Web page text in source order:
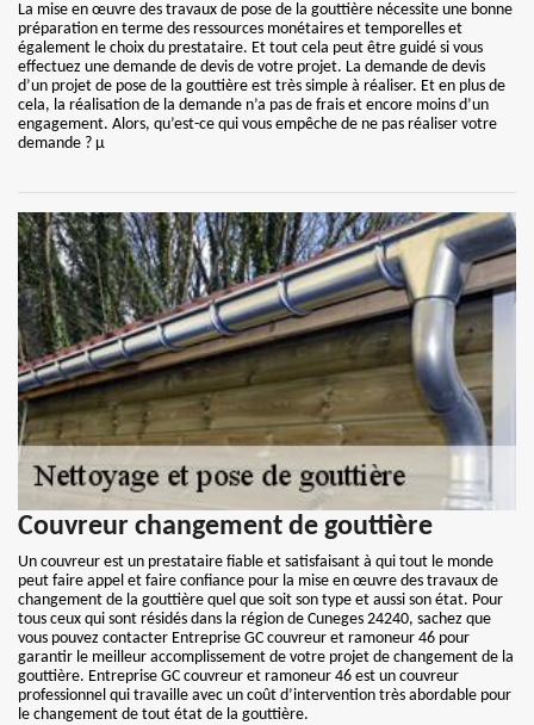
La mise en œuvre des travaux de pose de la gouttière nécessite une bonne
préparation en terme des ressources monétaires et temporelles et
également le choix du prestataire. Et tout cela peut être guidé si vous
effectuez une demande de devis de votre projet. La demande de devis
d’un projet de pose de la gouttière est très simple à réaliser. Et en plus de
cela, la réalisation de la demande n’a pas de frais et encore moins d’un
engagement. Alors, qu’est-ce qui vous empêche de ne pas réaliser votre
demande ? µ
Couvreur changement de gouttière
Un couvreur est un prestataire fiable et satisfaisant à qui tout le monde
peut faire appel et faire confiance pour la mise en œuvre des travaux de
changement de la gouttière quel que soit son type et aussi son état. Pour
tous ceux qui sont résidés dans la région de Cuneges 24240, sachez que
vous pouvez contacter Entreprise GC couvreur et ramoneur 46 pour
garantir le meilleur accomplissement de votre projet de changement de la
gouttière. Entreprise GC couvreur et ramoneur 46 est un couvreur
professionnel qui travaille avec un coût d’intervention très abordable pour
le changement de tout état de la gouttière.